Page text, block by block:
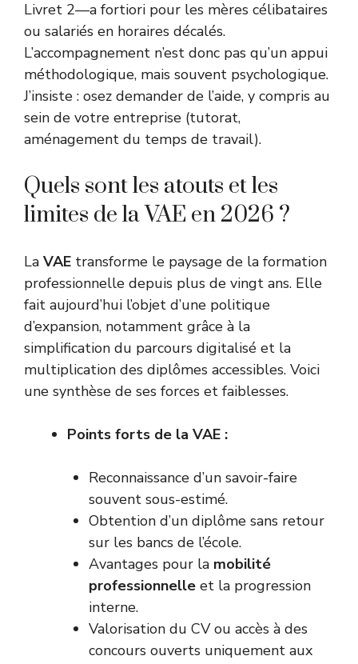
Livret 2—a fortiori pour les mères célibataires
ou salariés en horaires décalés.
L’accompagnement n’est donc pas qu’un appui
méthodologique, mais souvent psychologique.
J’insiste : osez demander de l’aide, y compris au
sein de votre entreprise (tutorat,
aménagement du temps de travail).
Quels sont les atouts et les
limites de la VAE en 2026 ?
La VAE transforme le paysage de la formation
professionnelle depuis plus de vingt ans. Elle
fait aujourd’hui l’objet d’une politique
d’expansion, notamment grâce à la
simplification du parcours digitalisé et la
multiplication des diplômes accessibles. Voici
une synthèse de ses forces et faiblesses.
Points forts de la VAE :
Reconnaissance d’un savoir-faire
souvent sous-estimé.
Obtention d’un diplôme sans retour
sur les bancs de l’école.
Avantages pour la mobilité
professionnelle et la progression
interne.
Valorisation du CV ou accès à des
concours ouverts uniquement aux